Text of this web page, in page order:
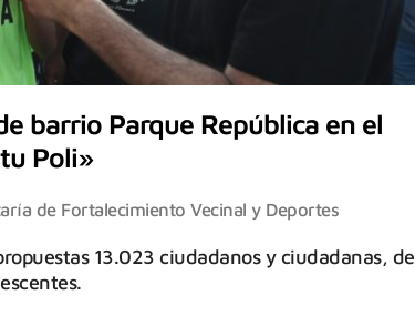
barrio Parque República en el
Poli»
de Fortalecimiento Vecinal y Deportes
13.023 ciudadanos y ciudadanas, de